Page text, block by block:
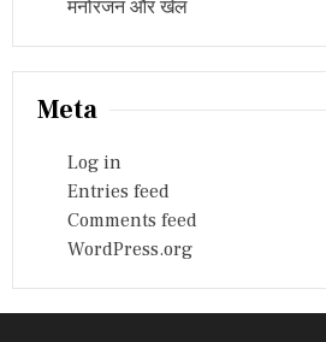
मनोरंजन और खेल
Meta
Log in
Entries feed
Comments feed
WordPress.org